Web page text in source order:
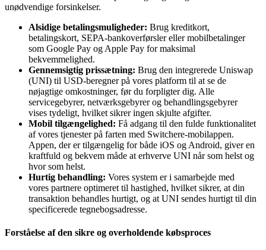
unødvendige forsinkelser.
Alsidige betalingsmuligheder: Brug kreditkort,
betalingskort, SEPA-bankoverførsler eller mobilbetalinger
som Google Pay og Apple Pay for maksimal
bekvemmelighed.
Gennemsigtig prissætning: Brug den integrerede Uniswap
(UNI) til USD-beregner på vores platform til at se de
nøjagtige omkostninger, før du forpligter dig. Alle
servicegebyrer, netværksgebyrer og behandlingsgebyrer
vises tydeligt, hvilket sikrer ingen skjulte afgifter.
Mobil tilgængelighed: Få adgang til den fulde funktionalitet
af vores tjenester på farten med Switchere-mobilappen.
Appen, der er tilgængelig for både iOS og Android, giver en
kraftfuld og bekvem måde at erhverve UNI når som helst og
hvor som helst.
Hurtig behandling: Vores system er i samarbejde med
vores partnere optimeret til hastighed, hvilket sikrer, at din
transaktion behandles hurtigt, og at UNI sendes hurtigt til din
specificerede tegnebogsadresse.
Forståelse af den sikre og overholdende købsproces